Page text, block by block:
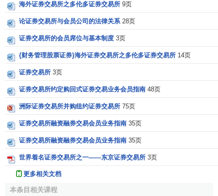
交易所的监督
证券交易所会员的申请程序
证券经营机构要成为证券交易所的会员，其申请程序如
(1)向证券交易所提出申请并将相应的申报材料报送至会
交易所会员的正式公文、中国证监会批准机构设立的批文、
中国证监会颁发的公司《经营证券业务许可证》、公司《
海外证券交易所之多伦多证券交易所 9页
论证券交易所与会员公司的法律关系 28页
证券交易所的会员席位与基本制度 3页
{财务管理股票证券}海外证券交易所之多伦多证券交易所 14页
证券交易所 3页
证券交易所约定购回式证券交易业务会员指南 48页
洲际证券交易所并购纽约证券交易所 75页
证券交易所融资融券交易会员业务指南 35页
证券交易所融资融券交易会员业务指南 35页
世界着名证券交易所之一——东京证券交易所 3页
更多相关文档
本条目相关课程